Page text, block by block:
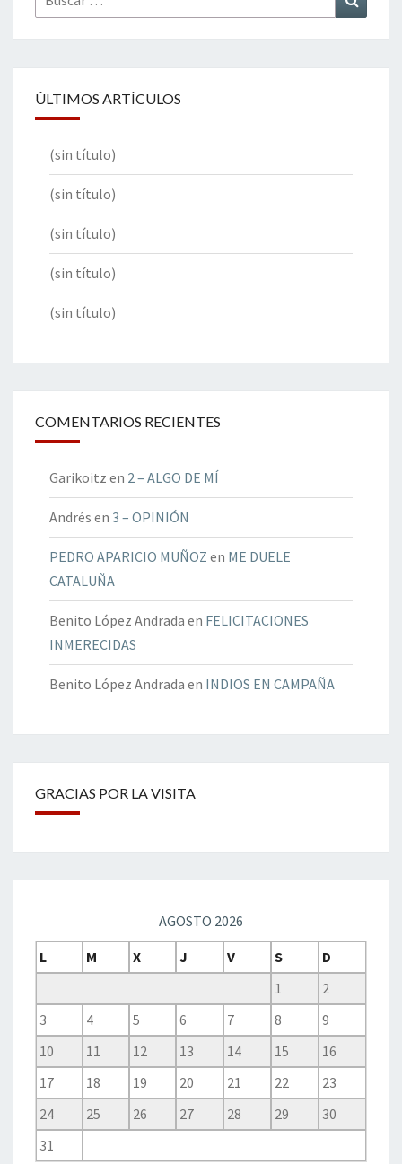
por:
ÚLTIMOS ARTÍCULOS
(sin título)
(sin título)
(sin título)
(sin título)
(sin título)
COMENTARIOS RECIENTES
Garikoitz en 2 – ALGO DE MÍ
Andrés en 3 – OPINIÓN
PEDRO APARICIO MUÑOZ en ME DUELE
CATALUÑA
Benito López Andrada en FELICITACIONES
INMERECIDAS
Benito López Andrada en INDIOS EN CAMPAÑA
GRACIAS POR LA VISITA
AGOSTO 2026
L
M X J V S
D
1
2
3
4 5 6 7 8
9
10
11 12 13 14 15
16
17
18 19 20 21 22
23
24
25 26 27 28 29
30
31